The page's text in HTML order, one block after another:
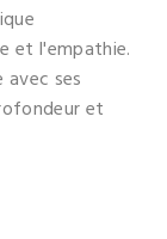
et l'empathie.
ses
et